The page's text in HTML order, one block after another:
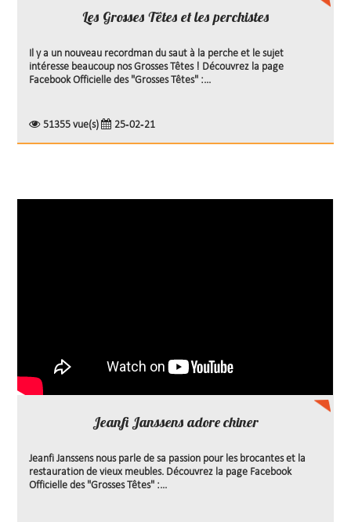
Les Grosses Têtes et les perchistes
Il y a un nouveau recordman du saut à la perche et le sujet
intéresse beaucoup nos Grosses Têtes ! Découvrez la page
Facebook Officielle des "Grosses Têtes" :...
51355 vue(s) 25-02-21
Jeanfi Janssens adore chiner
Jeanfi Janssens nous parle de sa passion pour les brocantes et la
restauration de vieux meubles. Découvrez la page Facebook
Officielle des "Grosses Têtes" :...